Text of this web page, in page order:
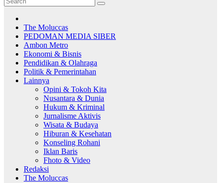
The Moluccas
PEDOMAN MEDIA SIBER
Ambon Metro
Ekonomi & Bisnis
Pendidikan & Olahraga
Politik & Pemerintahan
Lainnya
Opini & Tokoh Kita
Nusantara & Dunia
Hukum & Kriminal
Jurnalisme Aktivis
Wisata & Budaya
Hiburan & Kesehatan
Konseling Rohani
Iklan Baris
Fhoto & Video
Redaksi
The Moluccas